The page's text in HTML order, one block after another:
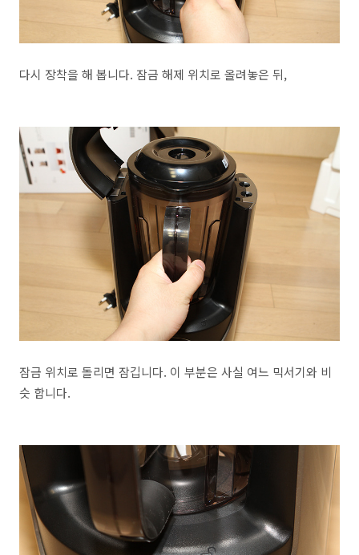
다시 장착을 해 봅니다. 잠금 해제 위치로 올려놓은 뒤,
잠금 위치로 돌리면 잠깁니다. 이 부분은 사실 여느 믹서기와 비
슷 합니다.